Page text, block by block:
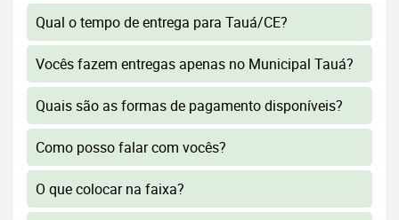
Qual o tempo de entrega para Tauá/CE?
Vocês fazem entregas apenas no Municipal Tauá?
Quais são as formas de pagamento disponíveis?
Como posso falar com vocês?
O que colocar na faixa?